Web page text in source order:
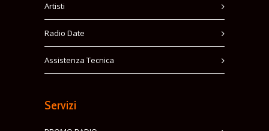
Artisti
Radio Date
Assistenza Tecnica
Servizi